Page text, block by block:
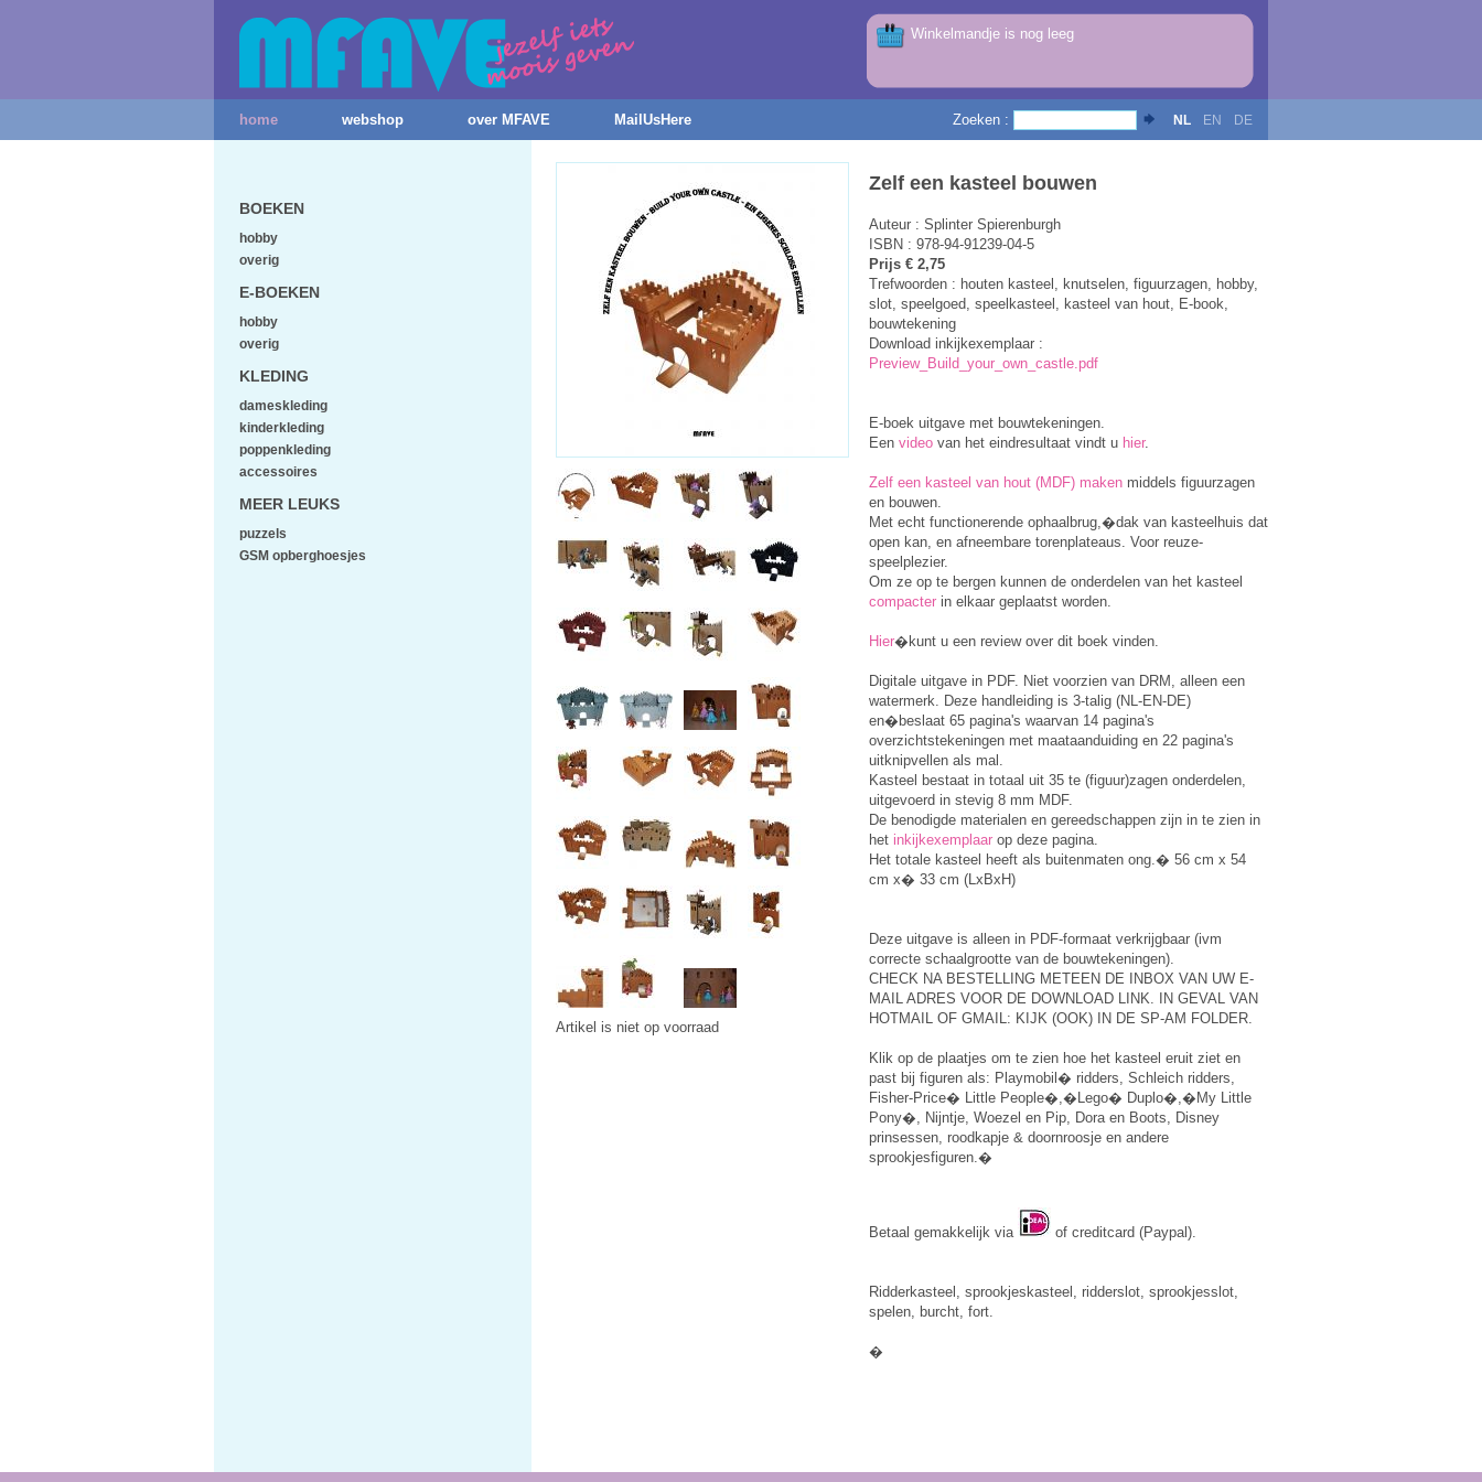
Winkelmandje is nog leeg
home webshop over MFAVE MailUsHere NL EN DE
Zoeken :
Artikel is niet op voorraad
Zelf een kasteel bouwen
Auteur : Splinter Spierenburgh
ISBN : 978-94-91239-04-5
Prijs € 2,75
Trefwoorden : houten kasteel, knutselen, figuurzagen, hobby,
slot, speelgoed, speelkasteel, kasteel van hout, E-book,
bouwtekening
Download inkijkexemplaar :
Preview_Build_your_own_castle.pdf
E-boek uitgave met bouwtekeningen.
Een video van het eindresultaat vindt u hier.
Zelf een kasteel van hout (MDF) maken middels figuurzagen
en bouwen.
Met echt functionerende ophaalbrug,�dak van kasteelhuis dat
open kan, en afneembare torenplateaus. Voor reuze-
speelplezier.
Om ze op te bergen kunnen de onderdelen van het kasteel
compacter in elkaar geplaatst worden.
Hier�kunt u een review over dit boek vinden.
Digitale uitgave in PDF. Niet voorzien van DRM, alleen een
watermerk. Deze handleiding is 3-talig (NL-EN-DE)
en�beslaat 65 pagina's waarvan 14 pagina's
overzichtstekeningen met maataanduiding en 22 pagina's
uitknipvellen als mal.
Kasteel bestaat in totaal uit 35 te (figuur)zagen onderdelen,
uitgevoerd in stevig 8 mm MDF.
De benodigde materialen en gereedschappen zijn in te zien in
het inkijkexemplaar op deze pagina.
Het totale kasteel heeft als buitenmaten ong.� 56 cm x 54
cm x� 33 cm (LxBxH)
Deze uitgave is alleen in PDF-formaat verkrijgbaar (ivm
correcte schaalgrootte van de bouwtekeningen).
CHECK NA BESTELLING METEEN DE INBOX VAN UW E-
MAIL ADRES VOOR DE DOWNLOAD LINK. IN GEVAL VAN
HOTMAIL OF GMAIL: KIJK (OOK) IN DE SP-AM FOLDER.
Klik op de plaatjes om te zien hoe het kasteel eruit ziet en
past bij figuren als: Playmobil� ridders, Schleich ridders,
Fisher-Price� Little People�,�Lego� Duplo�,�My Little
Pony�, Nijntje, Woezel en Pip, Dora en Boots, Disney
prinsessen, roodkapje & doornroosje en andere
sprookjesfiguren.�
Betaal gemakkelijk via of creditcard (Paypal).
Ridderkasteel, sprookjeskasteel, ridderslot, sprookjesslot,
spelen, burcht, fort.
�
BOEKEN
hobby
overig
E-BOEKEN
hobby
overig
KLEDING
dameskleding
kinderkleding
poppenkleding
accessoires
MEER LEUKS
puzzels
GSM opberghoesjes